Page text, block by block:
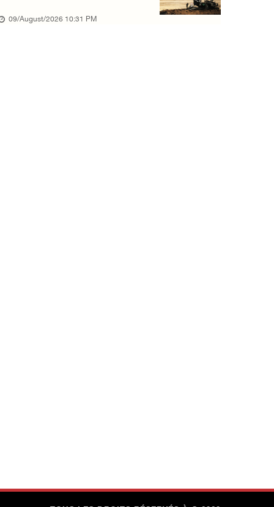
09/August/2026 10:31 PM